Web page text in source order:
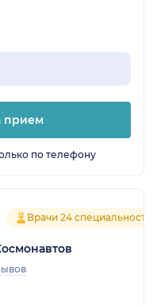
прием
по телефону
Врачи 24